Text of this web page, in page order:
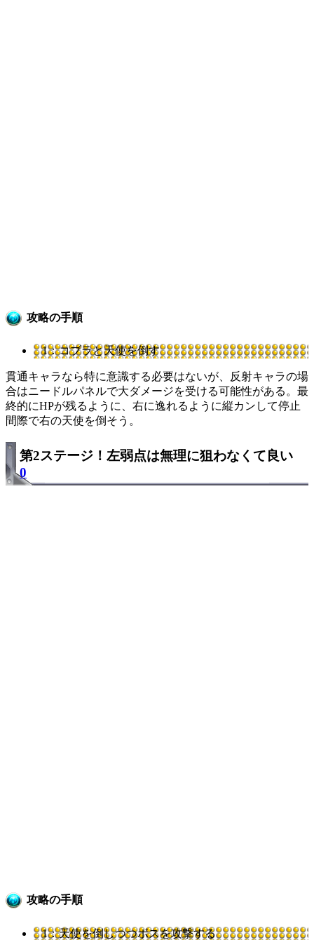
攻略の手順
1：コブラと天使を倒す
貫通キャラなら特に意識する必要はないが、反射キャラの場
合はニードルパネルで大ダメージを受ける可能性がある。最
終的にHPが残るように、右に逸れるように縦カンして停止
間際で右の天使を倒そう。
第2ステージ！左弱点は無理に狙わなくて良い
0
攻略の手順
1：天使を倒しつつボスを攻撃する